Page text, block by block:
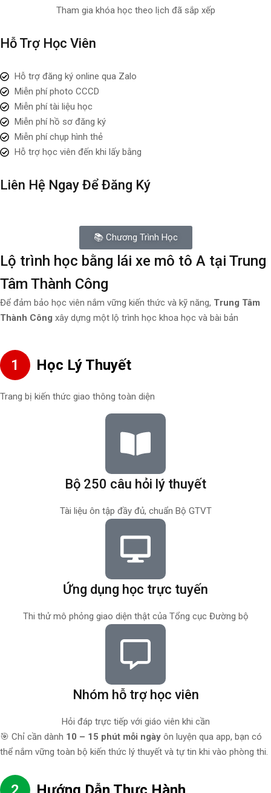
Tham gia khóa học theo lịch đã sắp xếp
Hỗ Trợ Học Viên
Hỗ trợ đăng ký online qua Zalo
Miễn phí photo CCCD
Miễn phí tài liệu học
Miễn phí hồ sơ đăng ký
Miễn phí chụp hình thẻ
Hỗ trợ học viên đến khi lấy bằng
Liên Hệ Ngay Để Đăng Ký
📚 Chương Trình Học
Lộ trình học bằng lái xe mô tô A tại Trung
Tâm Thành Công
Để đảm bảo học viên nắm vững kiến thức và kỹ năng, Trung Tâm
Thành Công xây dựng một lộ trình học khoa học và bài bản
1 Học Lý Thuyết
Trang bị kiến thức giao thông toàn diện
Bộ 250 câu hỏi lý thuyết
Tài liệu ôn tập đầy đủ, chuẩn Bộ GTVT
Ứng dụng học trực tuyến
Thi thử mô phỏng giao diện thật của Tổng cục Đường bộ
Nhóm hỗ trợ học viên
Hỏi đáp trực tiếp với giáo viên khi cần
🎯 Chỉ cần dành 10 – 15 phút mỗi ngày ôn luyện qua app, bạn có
thể nắm vững toàn bộ kiến thức lý thuyết và tự tin khi vào phòng thi.